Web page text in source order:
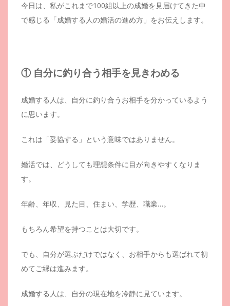
今日は、私がこれまで100組以上の成婚を見届けてきた中
で感じる「成婚する人の婚活の進め方」をお伝えします。
① 自分に釣り合う相手を見きわめる
成婚する人は、自分に釣り合うお相手を分かっているよう
に思います。
これは「妥協する」という意味ではありません。
婚活では、どうしても理想条件に目が向きやすくなりま
す。
年齢、年収、見た目、住まい、学歴、職業…。
もちろん希望を持つことは大切です。
でも、自分が選ぶだけではなく、お相手からも選ばれて初
めてご縁は進みます。
成婚する人は、自分の現在地を冷静に見ています。